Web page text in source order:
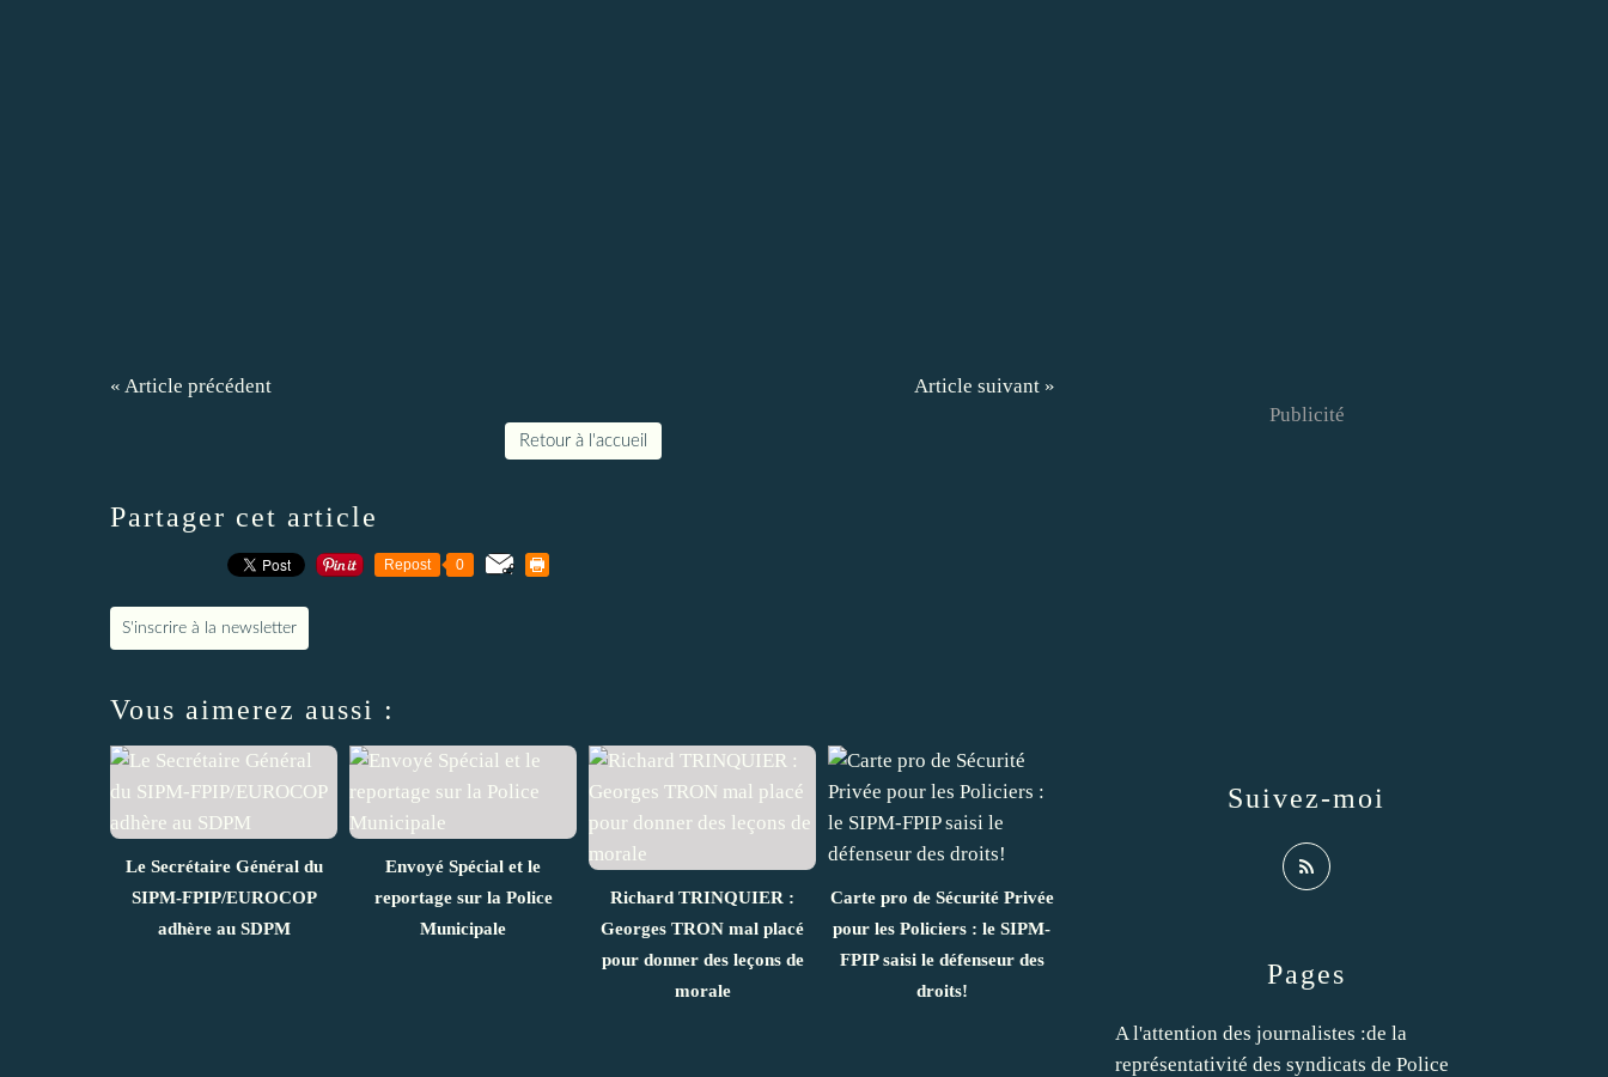
« Article précédent Article suivant »
Retour à l'accueil
Partager cet article
Repost 0
S'inscrire à la newsletter
Vous aimerez aussi :
Le Secrétaire Général du
SIPM-FPIP/EUROCOP
adhère au SDPM
Envoyé Spécial et le
reportage sur la Police
Municipale
Richard TRINQUIER :
Georges TRON mal placé
pour donner des leçons de
morale
Carte pro de Sécurité Privée
pour les Policiers : le SIPM-
FPIP saisi le défenseur des
droits!
Pages
A l'attention des journalistes :de la
représentativité des syndicats de Police
Suivez-moi
Publicité